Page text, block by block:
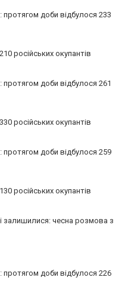
протягом доби відбулося 233
російських окупантів
протягом доби відбулося 261
російських окупантів
протягом доби відбулося 259
російських окупантів
залишилися: чесна розмова з
протягом доби відбулося 226